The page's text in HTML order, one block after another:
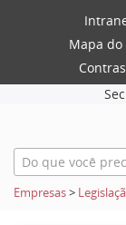
Mapa do
Empresas>